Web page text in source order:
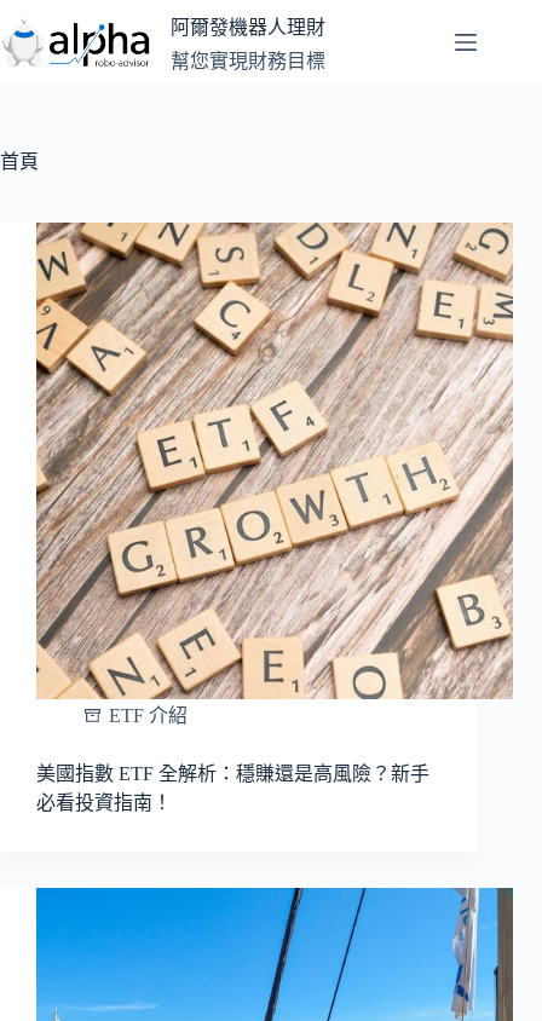
至
主
容
阿爾發機器人理財
幫您實現財務目標
首頁
ETF 介紹
美國指數 ETF 全解析：穩賺還是高風險？新手
必看投資指南！